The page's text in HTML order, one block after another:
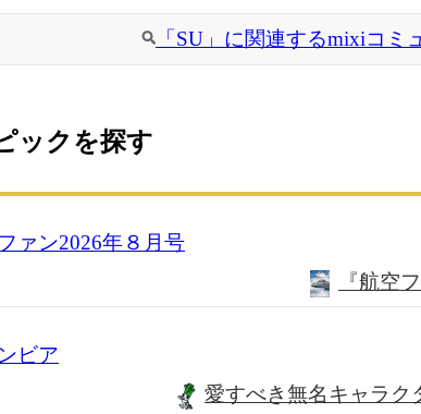
「SU」に関連するmixiコミ
ックを探す
ァン2026年８月号
『航空
ビア
愛すべき無名キャラク